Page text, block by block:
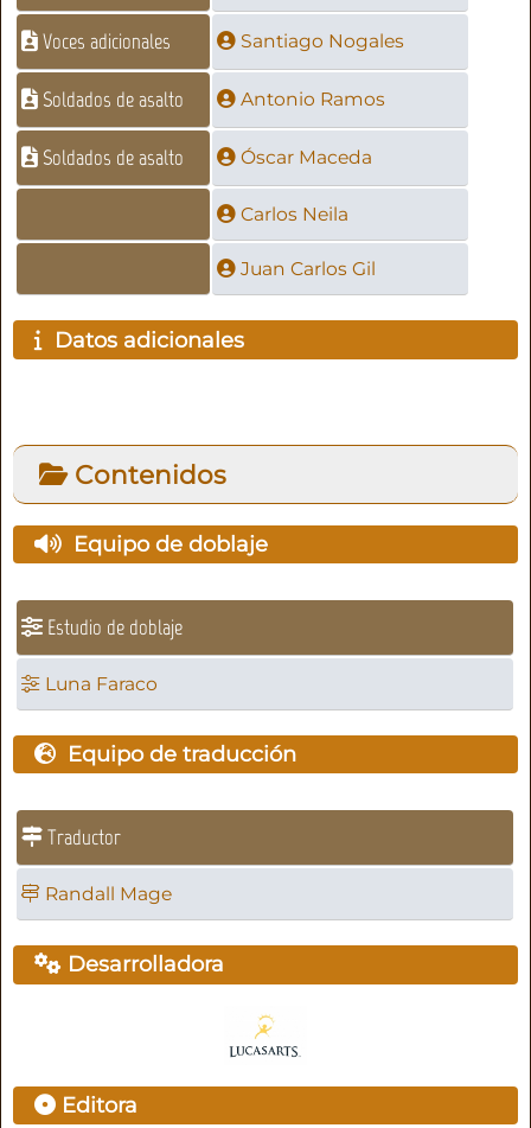
Voces adicionales Santiago Nogales
Soldados de asalto Antonio Ramos
Soldados de asalto Óscar Maceda
Carlos Neila
Juan Carlos Gil
Datos adicionales
Contenidos
Equipo de doblaje
Estudio de doblaje
Luna Faraco
Equipo de traducción
Traductor
Randall Mage
Desarrolladora
Editora